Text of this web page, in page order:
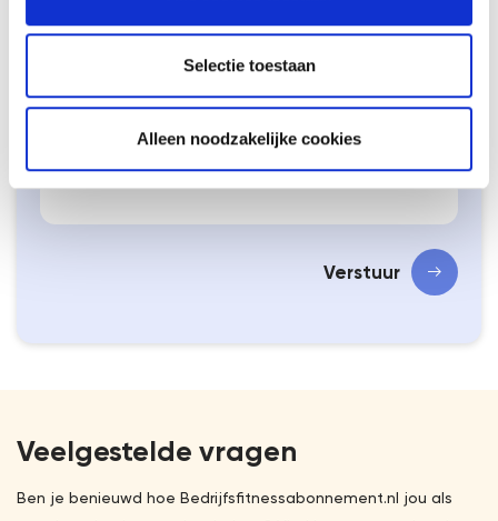
Selectie toestaan
Alleen noodzakelijke cookies
E-mailadres contactpersoon*
Verstuur
Veelgestelde vragen
Ben je benieuwd hoe Bedrijfsfitnessabonnement.nl jou als